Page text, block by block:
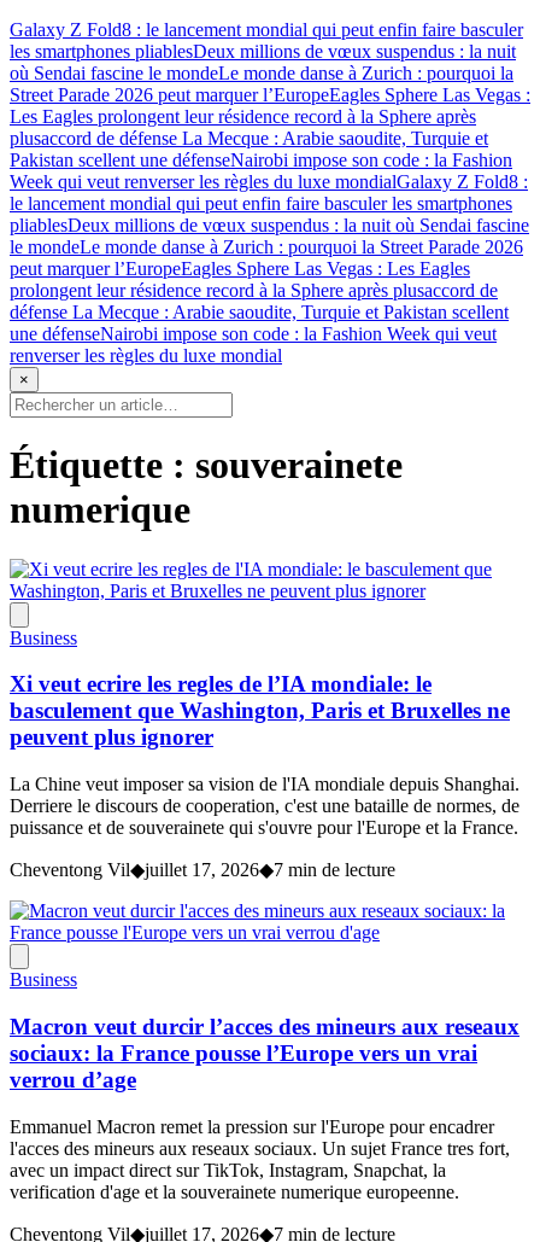
Galaxy Z Fold8 : le lancement mondial qui peut enfin faire basculer
les smartphones pliablesDeux millions de vœux suspendus : la nuit
où Sendai fascine le mondeLe monde danse à Zurich : pourquoi la
Street Parade 2026 peut marquer l’EuropeEagles Sphere Las Vegas :
Les Eagles prolongent leur résidence record à la Sphere après
plusaccord de défense La Mecque : Arabie saoudite, Turquie et
Pakistan scellent une défenseNairobi impose son code : la Fashion
Week qui veut renverser les règles du luxe mondialGalaxy Z Fold8 :
le lancement mondial qui peut enfin faire basculer les smartphones
pliablesDeux millions de vœux suspendus : la nuit où Sendai fascine
le mondeLe monde danse à Zurich : pourquoi la Street Parade 2026
peut marquer l’EuropeEagles Sphere Las Vegas : Les Eagles
prolongent leur résidence record à la Sphere après plusaccord de
défense La Mecque : Arabie saoudite, Turquie et Pakistan scellent
une défenseNairobi impose son code : la Fashion Week qui veut
renverser les règles du luxe mondial
×
Étiquette : souverainete
numerique
Business
Xi veut ecrire les regles de l’IA mondiale: le
basculement que Washington, Paris et Bruxelles ne
peuvent plus ignorer
La Chine veut imposer sa vision de l'IA mondiale depuis Shanghai.
Derriere le discours de cooperation, c'est une bataille de normes, de
puissance et de souverainete qui s'ouvre pour l'Europe et la France.
Cheventong Vil◆juillet 17, 2026◆7 min de lecture
Business
Macron veut durcir l’acces des mineurs aux reseaux
sociaux: la France pousse l’Europe vers un vrai
verrou d’age
Emmanuel Macron remet la pression sur l'Europe pour encadrer
l'acces des mineurs aux reseaux sociaux. Un sujet France tres fort,
avec un impact direct sur TikTok, Instagram, Snapchat, la
verification d'age et la souverainete numerique europeenne.
Cheventong Vil◆juillet 17, 2026◆7 min de lecture